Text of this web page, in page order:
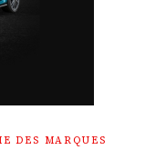
DES MARQUES